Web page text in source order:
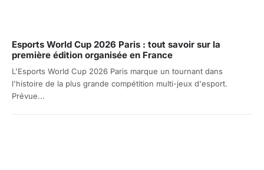
Esports World Cup 2026 Paris : tout savoir sur la
première édition organisée en France
L'Esports World Cup 2026 Paris marque un tournant dans
l'histoire de la plus grande compétition multi-jeux d'esport.
Prévue...